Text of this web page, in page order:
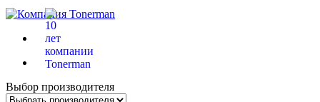
Выбор производителя